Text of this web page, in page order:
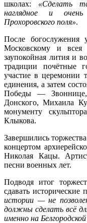
школах: «Сделать
наглядное и очень
Прохоровского поля».
После богослужения
Московскому и всея
заупокойная лития и
традиции почётные
участие в церемонии
единения, а затем
Победы — Звоннице,
Донского, Михаила
монументу
Клыкова.
Завершились
концертом
Николая Кацы.
песни военных лет.
Подводя итог
сдавать исторические
истории — не
должны сделать всё
именно на Белгородской